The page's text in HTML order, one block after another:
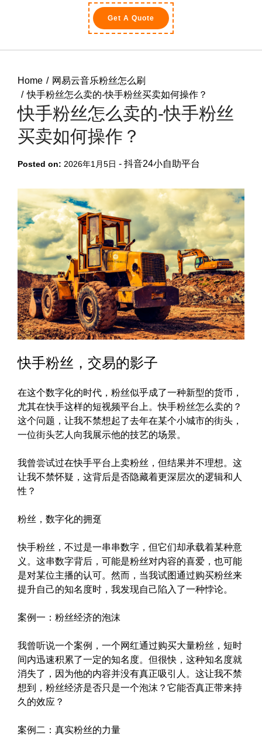
Get A Quote
Home
网易云音乐粉丝怎么刷
快手粉丝怎么卖的-快手粉丝买卖如何操作？
快手粉丝怎么卖的-快手粉丝
买卖如何操作？
Posted on: 2026年1月5日 - 抖音24小自助平台
快手粉丝，交易的影子
在这个数字化的时代，粉丝似乎成了一种新型的货币，
尤其在快手这样的短视频平台上。快手粉丝怎么卖的？
这个问题，让我不禁想起了去年在某个小城市的街头，
一位街头艺人向我展示他的技艺的场景。
我曾尝试过在快手平台上卖粉丝，但结果并不理想。这
让我不禁怀疑，这背后是否隐藏着更深层次的逻辑和人
性？
粉丝，数字化的拥趸
快手粉丝，不过是一串串数字，但它们却承载着某种意
义。这串数字背后，可能是粉丝对内容的喜爱，也可能
是对某位主播的认可。然而，当我试图通过购买粉丝来
提升自己的知名度时，我发现自己陷入了一种悖论。
案例一：粉丝经济的泡沫
我曾听说一个案例，一个网红通过购买大量粉丝，短时
间内迅速积累了一定的知名度。但很快，这种知名度就
消失了，因为他的内容并没有真正吸引人。这让我不禁
想到，粉丝经济是否只是一个泡沫？它能否真正带来持
久的效应？
案例二：真实粉丝的力量